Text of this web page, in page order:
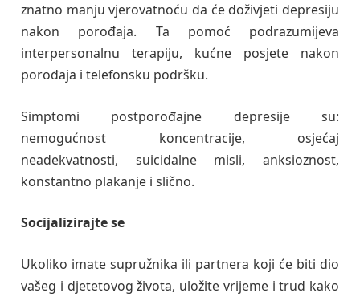
znatno manju vjerovatnoću da će doživjeti depresiju
nakon porođaja. Ta pomoć podrazumijeva
interpersonalnu terapiju, kućne posjete nakon
porođaja i telefonsku podršku.
Simptomi postporođajne depresije su:
nemogućnost koncentracije, osjećaj
neadekvatnosti, suicidalne misli, anksioznost,
konstantno plakanje i slično.
Socijalizirajte se
Ukoliko imate supružnika ili partnera koji će biti dio
vašeg i djetetovog života, uložite vrijeme i trud kako